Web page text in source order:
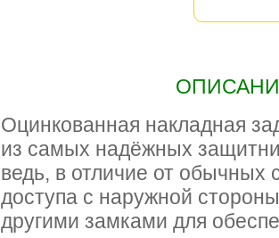
Оцинкованная накладная
из самых надёжных
ведь, в отличие от обычных
доступа с наружной
другими замками для